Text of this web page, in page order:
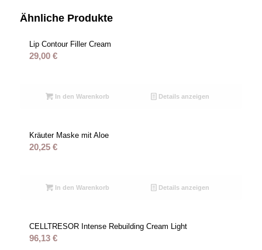
Ähnliche Produkte
Lip Contour Filler Cream
29,00 €
In den Warenkorb Details anzeigen
Kräuter Maske mit Aloe
20,25 €
In den Warenkorb Details anzeigen
CELLTRESOR Intense Rebuilding Cream Light
96,13 €